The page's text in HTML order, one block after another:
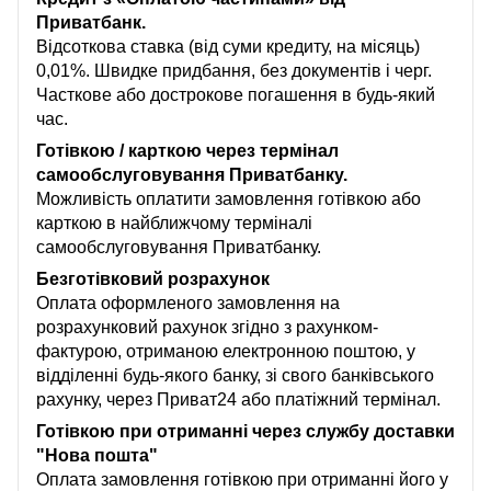
Приватбанк.
Відсоткова ставка (від суми кредиту, на місяць)
0,01%. Швидке придбання, без документів і черг.
Часткове або дострокове погашення в будь-який
час.
Готівкою / карткою через термінал
самообслуговування Приватбанку.
Можливість оплатити замовлення готівкою або
карткою в найближчому терміналі
самообслуговування Приватбанку.
Безготівковий розрахунок
Оплата оформленого замовлення на
розрахунковий рахунок згідно з рахунком-
фактурою, отриманою електронною поштою, у
відділенні будь-якого банку, зі свого банківського
рахунку, через Приват24 або платіжний термінал.
Готівкою при отриманні через службу доставки
"Нова пошта"
Оплата замовлення готівкою при отриманні його у